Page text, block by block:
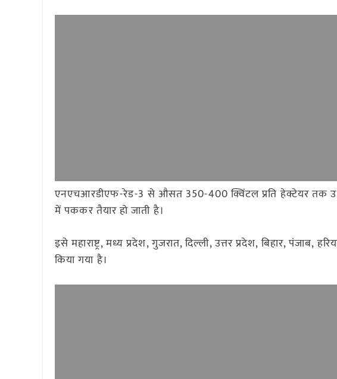
एनएचआरडीएफ-रेड-3 से औसत 350-400 क्विंटल प्रति हेक्टेयर तक
में पककर तैयार हो जाती है।
इसे महाराष्ट्र, मध्य प्रदेश, गुजरात, दिल्ली, उत्तर प्रदेश, बिहार,
किया गया है।